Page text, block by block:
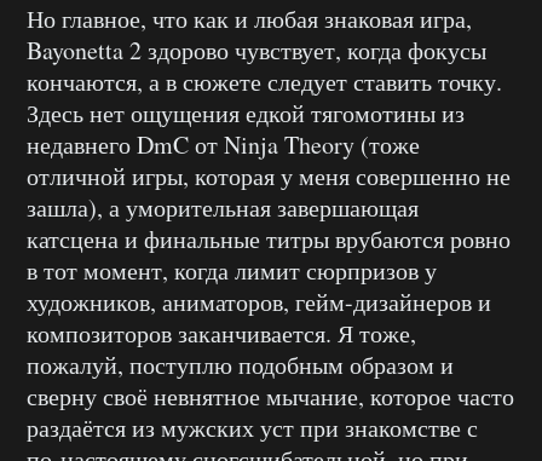
Но главное, что как и любая знаковая игра,
Bayonetta 2 здорово чувствует, когда фокусы
кончаются, а в сюжете следует ставить точку.
Здесь нет ощущения едкой тягомотины из
недавнего DmC от Ninja Theory (тоже
отличной игры, которая у меня совершенно не
зашла), а уморительная завершающая
катсцена и финальные титры врубаются ровно
в тот момент, когда лимит сюрпризов у
художников, аниматоров, гейм-дизайнеров и
композиторов заканчивается. Я тоже,
пожалуй, поступлю подобным образом и
сверну своё невнятное мычание, которое часто
раздаётся из мужских уст при знакомстве с